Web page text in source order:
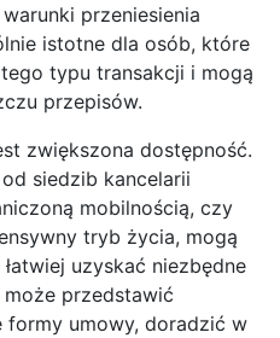
przeniesienia
istotne dla osób, które
typu transakcji i mogą
przepisów.
zwiększona dostępność.
siedzib kancelarii
mobilnością, czy
tryb życia, mogą
uzyskać niezbędne
przedstawić
umowy, doradzić w